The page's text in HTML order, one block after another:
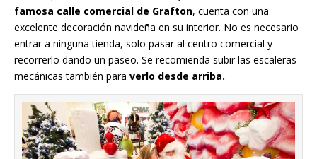
famosa calle comercial de Grafton, cuenta con una
excelente decoración navideña en su interior. No es necesario
entrar a ninguna tienda, solo pasar al centro comercial y
recorrerlo dando un paseo. Se recomienda subir las escaleras
mecánicas también para verlo desde arriba.